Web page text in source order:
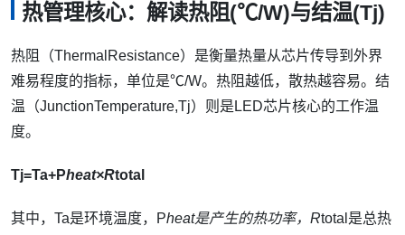
热管理核心：解读热阻(℃/W)与结温(Tj)
热阻（ThermalResistance）是衡量热量从芯片传导到外界
难易程度的指标，单位是℃/W。热阻越低，散热越容易。结
温（JunctionTemperature,Tj）则是LED芯片核心的工作温
度。
Tj=Ta+Pheat×Rtotal
其中，Ta是环境温度，Pheat是产生的热功率，Rtotal是总热